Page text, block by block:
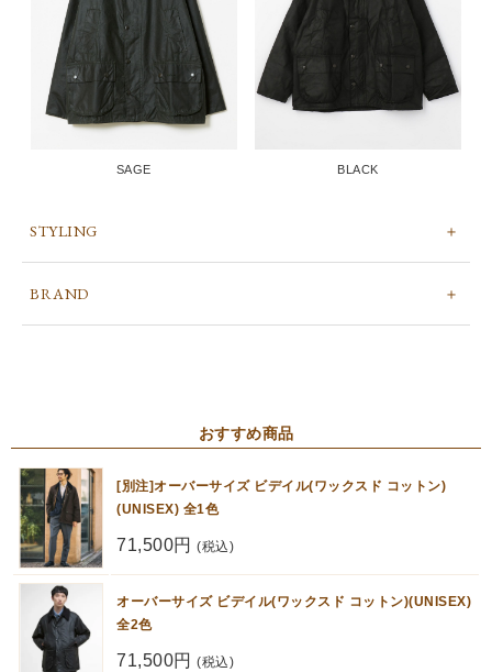
SAGE BLACK
STYLING
BRAND
おすすめ商品
[別注]オーバーサイズ ビデイル(ワックスド コットン)
(UNISEX) 全1色
71,500円 (税込)
オーバーサイズ ビデイル(ワックスド コットン)(UNISEX)
全2色
71,500円 (税込)